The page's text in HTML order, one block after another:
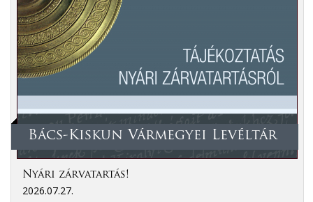
Bács-Kiskun Vármegyei Levéltár
Nyári zárvatartás!
2026.07.27.